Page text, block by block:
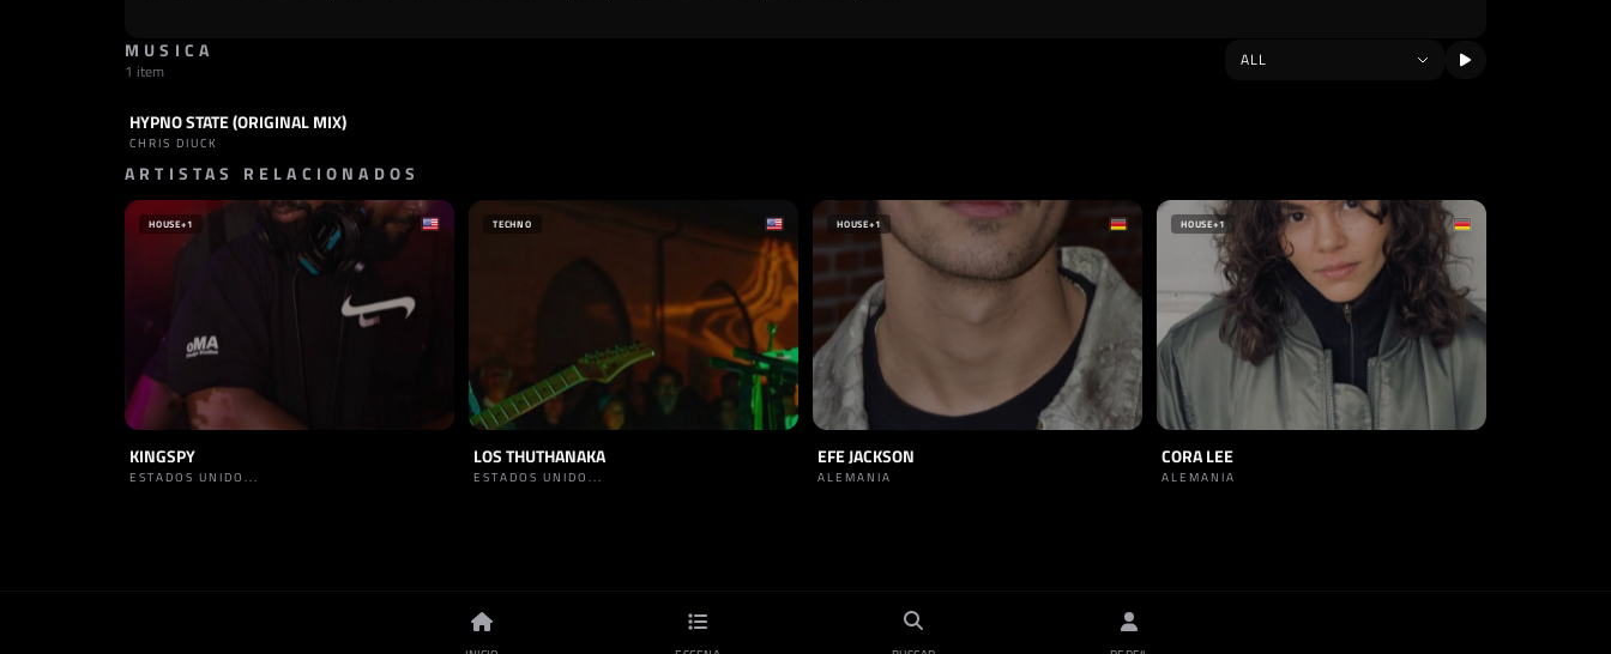
MUSICA
1 item
TRACK TECHNO
HYPNO STATE (ORIGINAL MIX)
CHRIS DIUCK
ARTISTAS RELACIONADOS
HOUSE+1
KINGSPY
ESTADOS UNIDO...
TECHNO
LOS THUTHANAKA
ESTADOS UNIDO...
HOUSE+1
EFE JACKSON
ALEMANIA
HOUSE+1
CORA LEE
ALEMANIA